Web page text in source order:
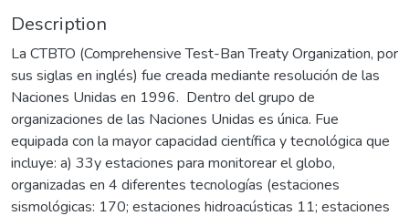
Description
La CTBTO (Comprehensive Test-Ban Treaty Organization, por
sus siglas en inglés) fue creada mediante resolución de las
Naciones Unidas en 1996. Dentro del grupo de
organizaciones de las Naciones Unidas es única. Fue
equipada con la mayor capacidad científica y tecnológica que
incluye: a) 33y estaciones para monitorear el globo,
organizadas en 4 diferentes tecnologías (estaciones
sismológicas: 170; estaciones hidroacústicas 11; estaciones